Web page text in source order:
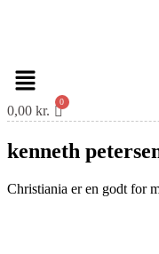
Menu
0,00 kr.
kenneth
Christiania er en godt for